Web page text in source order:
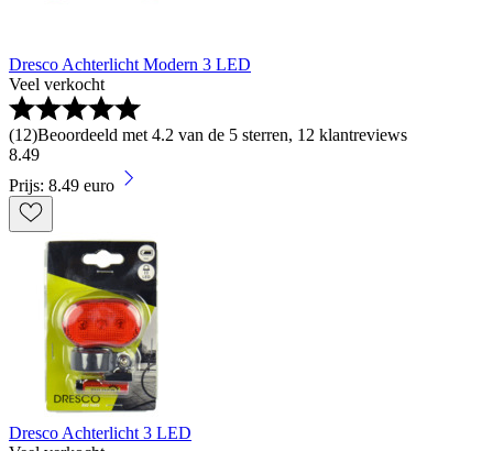
Dresco Achterlicht Modern 3 LED
Veel verkocht
(12)Beoordeeld met 4.2 van de 5 sterren, 12 klantreviews
8.49
Prijs: 8.49 euro
Dresco Achterlicht 3 LED